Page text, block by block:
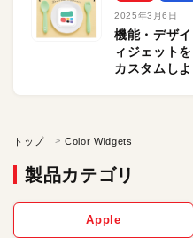
2025年3月6日
機能・デザ
ィジェット
カスタムしよ
トップ Color Widgets
製品カテゴリ
Apple